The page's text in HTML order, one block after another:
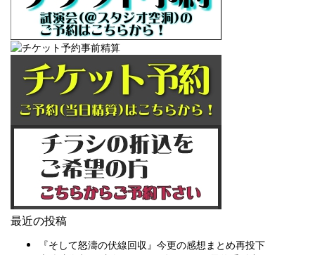
最近の投稿
『そして怒濤の伏線回収』今更の感想まとめ再投下